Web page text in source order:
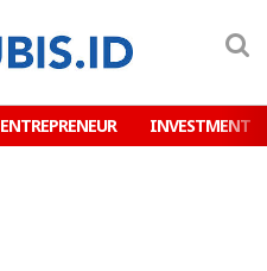
ENTREPRENEUR INVESTMENT